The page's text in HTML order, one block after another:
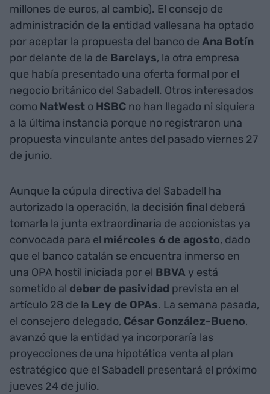
millones de euros, al cambio). El consejo de
administración de la entidad vallesana ha optado
por aceptar la propuesta del banco de Ana Botín
por delante de la de Barclays, la otra empresa
que había presentado una oferta formal por el
negocio británico del Sabadell. Otros interesados
como NatWest o HSBC no han llegado ni siquiera
a la última instancia porque no registraron una
propuesta vinculante antes del pasado viernes 27
de junio.
Aunque la cúpula directiva del Sabadell ha
autorizado la operación, la decisión final deberá
tomarla la junta extraordinaria de accionistas ya
convocada para el miércoles 6 de agosto, dado
que el banco catalán se encuentra inmerso en
una OPA hostil iniciada por el BBVA y está
sometido al deber de pasividad prevista en el
artículo 28 de la Ley de OPAs. La semana pasada,
el consejero delegado, César González-Bueno,
avanzó que la entidad ya incorporaría las
proyecciones de una hipotética venta al plan
estratégico que el Sabadell presentará el próximo
jueves 24 de julio.